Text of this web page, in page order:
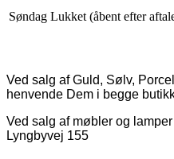
Søndag Lukket (åbent efter
Ved salg af Guld, Sølv,
henvende Dem i begge
Ved salg af møbler og
Lyngbyvej 155